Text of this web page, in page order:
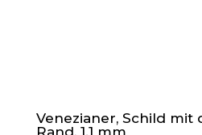
Venezianer, Schild mit